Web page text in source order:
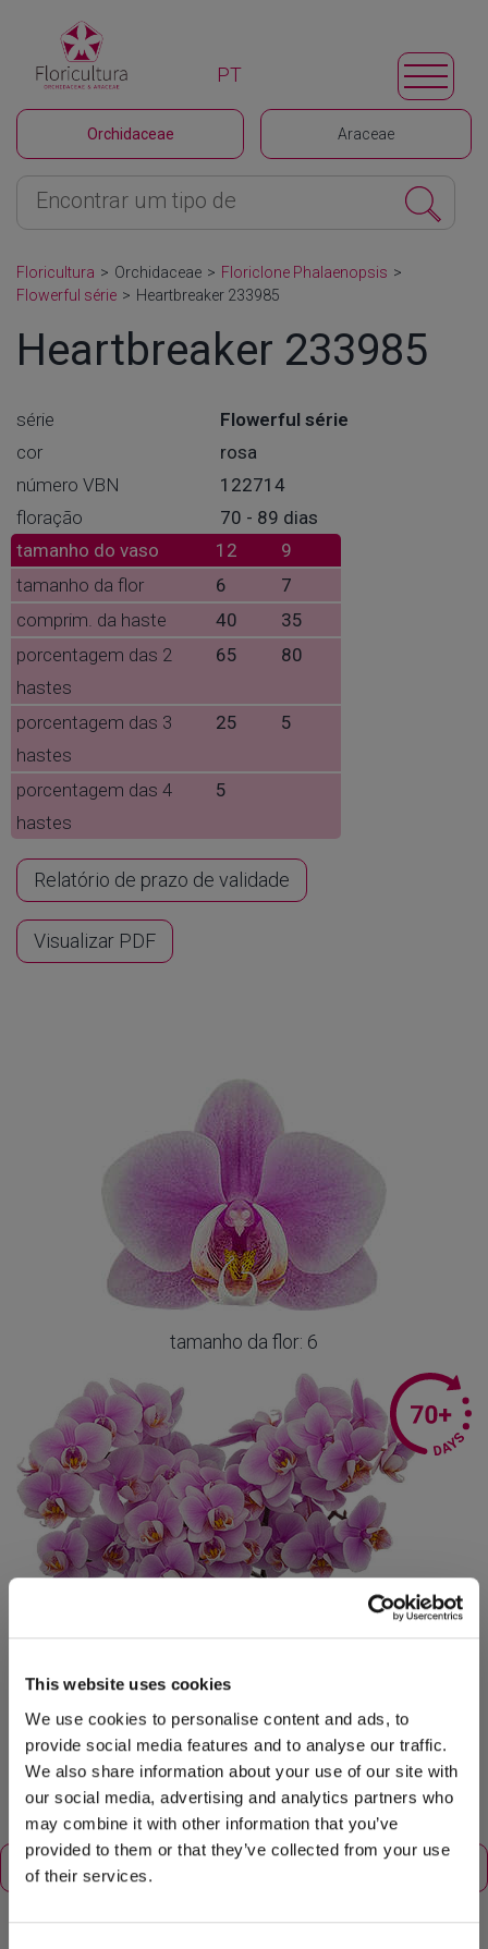
This website uses cookies
We use cookies to personalise content and ads, to
provide social media features and to analyse our traffic.
We also share information about your use of our site with
our social media, advertising and analytics partners who
may combine it with other information that you’ve
provided to them or that they’ve collected from your use
of their services.
Orchidaceae Araceae
PT
Floricultura > Orchidaceae > Floriclone Phalaenopsis >
Flowerful série > Heartbreaker 233985
Heartbreaker 233985
série
Flowerful série
cor
rosa
número VBN
122714
floração
70 - 89 dias
tamanho do vaso
12
9
tamanho da flor
6
7
comprim. da haste
40
35
porcentagem das 2
hastes
65 80
porcentagem das 3
hastes
25 5
porcentagem das 4
hastes
5
Relatório de prazo de validade
Visualizar PDF
tamanho da flor: 6